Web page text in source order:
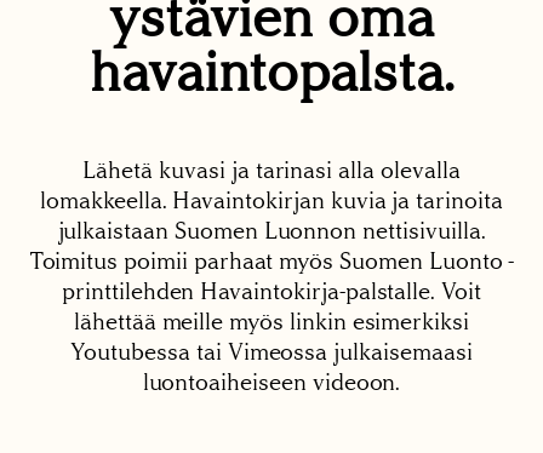
ystävien oma
havaintopalsta.
Lähetä kuvasi ja tarinasi alla olevalla
lomakkeella. Havaintokirjan kuvia ja tarinoita
julkaistaan Suomen Luonnon nettisivuilla.
Toimitus poimii parhaat myös Suomen Luonto -
printtilehden Havaintokirja-palstalle. Voit
lähettää meille myös linkin esimerkiksi
Youtubessa tai Vimeossa julkaisemaasi
luontoaiheiseen videoon.